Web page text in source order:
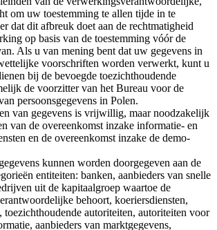
om uw toestemming te allen tijde in te
dat dit afbreuk doet aan de rechtmatigheid
op basis van de toestemming vóór de
Als u van mening bent dat uw gegevens in
voorschriften worden verwerkt, kunt u
bij de bevoegde toezichthoudende
de voorzitter van het Bureau voor de
persoonsgegevens in Polen.
van gegevens is vrijwillig, maar noodzakelijk
van de overeenkomst inzake informatie- en
en de overeenkomst inzake de demo-
kunnen worden doorgegeven aan de
entiteiten: banken, aanbieders van snelle
uit de kapitaalgroep waartoe de
behoort, koeriersdiensten,
toezichthoudende autoriteiten, autoriteiten voor
aanbieders van marktgegevens,